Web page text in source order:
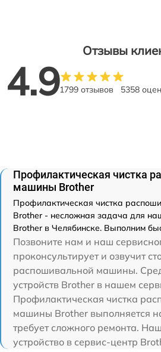
Отзывы
4.91799 отзывов 5358
Профилактическая чистка
машины Brother
Профилактическая чистка
Brother - несложная задача для
Brother в Челябинске. Выполним
Позвоните нам и наш
проконсультирует и озвучит
распошивальной машины.
устройств Brother в нашем
Профилактическая чистка
машины Brother выполняется
требует сложного ремонта.
устройство в сервис-центр